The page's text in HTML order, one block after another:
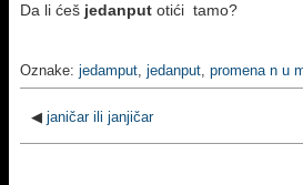
Da li ćeš jedanput otići tamo?
Oznake: jedamput, jedanput, promena n u
◀ janičar ili janjičar